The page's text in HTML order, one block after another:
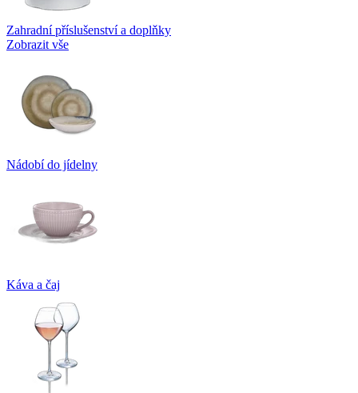
Zahradní příslušenství a doplňky
Zobrazit vše
Nádobí do jídelny
Káva a čaj